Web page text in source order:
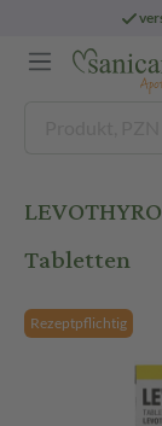
Tabletten
Rezeptpflichtig